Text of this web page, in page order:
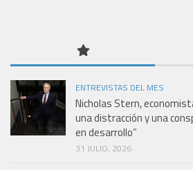
ENTREVISTAS DEL MES
Nicholas Stern,
una distracción y una
en desarrollo”
31 JULIO, 2026